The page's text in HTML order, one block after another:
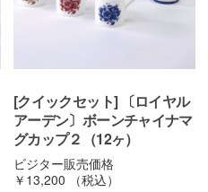
[クイックセット] 〔ロイヤル
アーデン〕ボーンチャイナマ
グカップ２（12ヶ）
ビジター販売価格
￥13,200
（税込）